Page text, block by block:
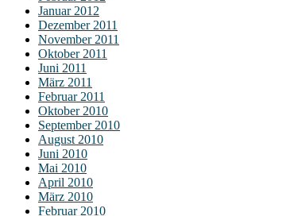
Januar 2012
Dezember 2011
November 2011
Oktober 2011
Juni 2011
März 2011
Februar 2011
Oktober 2010
September 2010
August 2010
Juni 2010
Mai 2010
April 2010
März 2010
Februar 2010